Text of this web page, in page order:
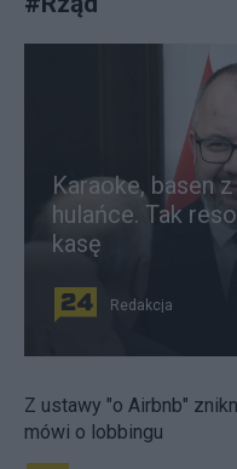
Karaoke, basen
hulańce. Tak
kasę
Redakcja
Z ustawy "o Airbnb"
mówi o lobbingu